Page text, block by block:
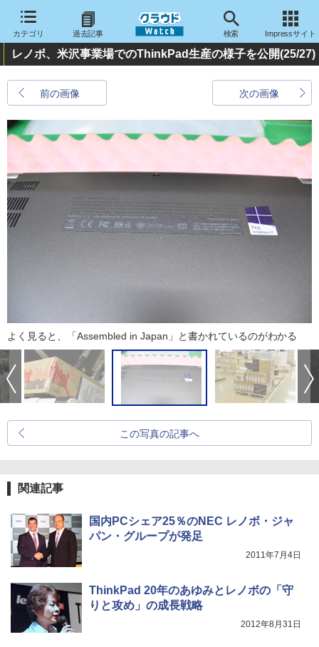
カテゴリ 過去記事 検索 Impressサイト
レノボ、米沢事業場でのThinkPad生産の様子を公開(25/27)
前の画像 次の画像
よく見ると、「Assembled in Japan」と書かれているのがわかる
この写真の記事へ
関連記事
国内PCシェア25％のNEC レノボ・ジャ
パン・グループが発足
2011年7月4日
ThinkPad 20年のあゆみとレノボの「守
りと攻め」の成長戦略
2012年8月31日